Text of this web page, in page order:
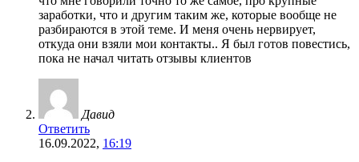
заработки, что и другим таким же, которые вообще не
разбираются в этой теме. И меня очень нервирует,
откуда они взяли мои контакты.. Я был готов повестись,
пока не начал читать отзывы клиентов
Давид
Ответить
16.09.2022, 16:19